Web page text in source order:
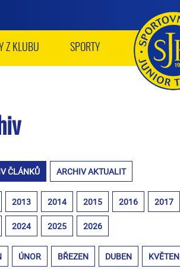
Z KLUBU SPORTY
ČLÁNKŮ ARCHIV AKTUALIT
2013 2014 2015 2016 2017
2024 2025 2026
ÚNOR BŘEZEN DUBEN KVĚTEN